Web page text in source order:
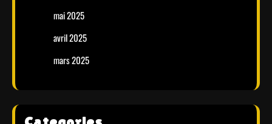
mai 2025
avril 2025
mars 2025